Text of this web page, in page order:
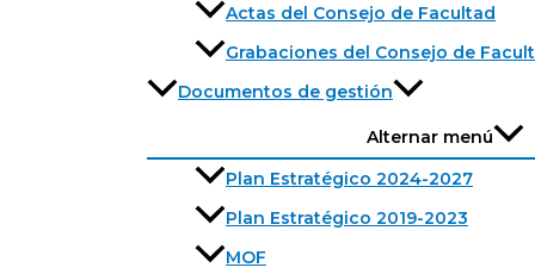
Actas del Consejo de Facultad
Grabaciones del Consejo de
Documentos de gestión
Alternar menú
Plan Estratégico 2024-2027
Plan Estratégico 2019-2023
MOF